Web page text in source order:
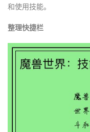
和使用技能。
整理快捷栏